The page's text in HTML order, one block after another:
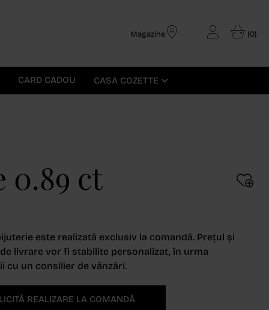
Magazine (0)
CARD CADOU CASA COZETTE
0.89 ct
este realizată exclusiv la comandă. Prețul și
livrare vor fi stabilite personalizat, în urma
cu un consilier de vânzări.
REALIZARE LA COMANDĂ